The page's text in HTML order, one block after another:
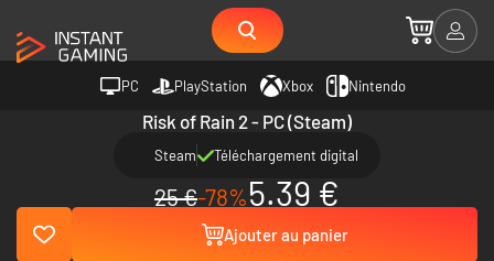
PC PlayStation Xbox Nintendo
Risk of Rain 2 - PC (Steam)
Steam Téléchargement digital
25 €-78%5.39 €
Ajouter au panier